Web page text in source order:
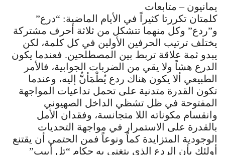
يمانيون – متابعات
كلمتان تكررتا كثيراً في الأيام الماضية: “درع”
و”ردع” وكل منهما تتشكل من ثلاثة أحرف مشتركة
يختلف ترتيب الحرفين الأولين في كل كلمة، لكن
يبدو ثمة علاقة تربط بين المصطلحين. فعندما يكون
الدرع هشاً ولا يقي من الضربات الجوابية، فالأمر
الطبيعي ألا يكون هناك ردع يُطْمَأنُّ إليه، وعندما
تكون القدرة متدنية على تحمل تداعيات المواجهة
المفتوحة في ظل تشظي الداخل الصهيوني
وانقسام مكوناته اللا متجانسة، وفقدان الأمل
بالقدرة على الاستمرار في مواجهة التحديات
الوجودية المتزايدة كماً ونوعاً فمن الحتمي أن يقتنع
أولئك بأن الردع الذي يتغنى به حكام “تل أبيب”